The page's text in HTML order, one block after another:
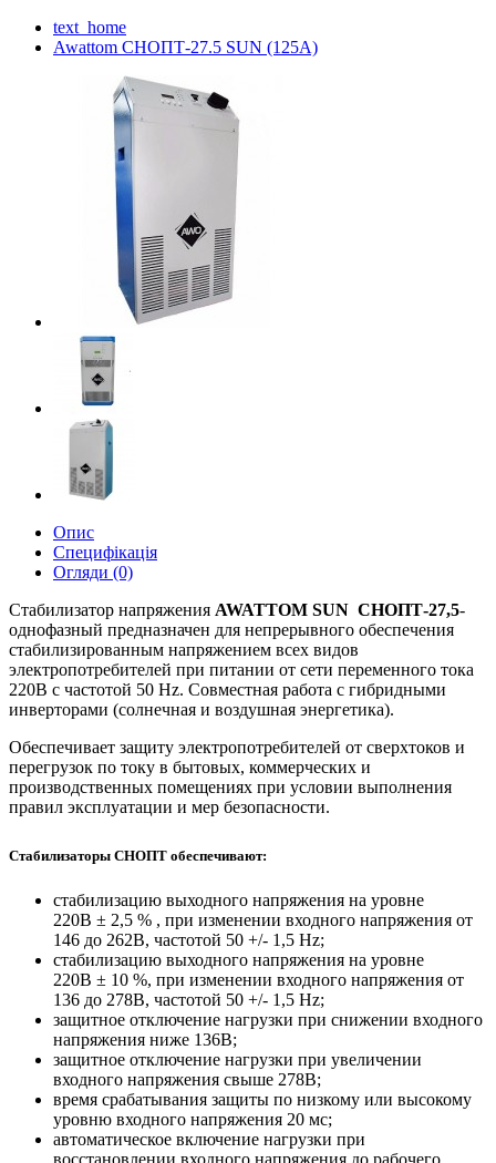
text_home
Awattom СНОПТ-27.5 SUN (125А)
Опис
Специфікація
Огляди (0)
Стабилизатор напряжения AWATTOM SUN СНОПТ-27,5-
однофазный предназначен для непрерывного обеспечения
стабилизированным напряжением всех видов
электропотребителей при питании от сети переменного тока
220В с частотой 50 Hz. Совместная работа с гибридными
инверторами (солнечная и воздушная энергетика).
Обеспечивает защиту электропотребителей от сверхтоков и
перегрузок по току в бытовых, коммерческих и
производственных помещениях при условии выполнения
правил эксплуатации и мер безопасности.
Стабилизаторы СНОПТ обеспечивают:
стабилизацию выходного напряжения на уровне
220В ± 2,5 % , при изменении входного напряжения от
146 до 262В, частотой 50 +/- 1,5 Hz;
стабилизацию выходного напряжения на уровне
220В ± 10 %, при изменении входного напряжения от
136 до 278В, частотой 50 +/- 1,5 Hz;
защитное отключение нагрузки при снижении входного
напряжения ниже 136В;
защитное отключение нагрузки при увеличении
входного напряжения свыше 278В;
время срабатывания защиты по низкому или высокому
уровню входного напряжения 20 мс;
автоматическое включение нагрузки при